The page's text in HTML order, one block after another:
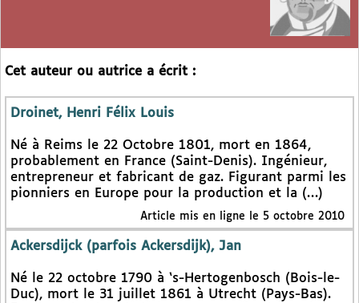
Cet auteur ou autrice a écrit :
Droinet, Henri Félix Louis
Né à Reims le 22 Octobre 1801, mort en 1864,
probablement en France (Saint-Denis). Ingénieur,
entrepreneur et fabricant de gaz. Figurant parmi les
pionniers en Europe pour la production et la (…)
Article mis en ligne le 5 octobre 2010
Ackersdijck (parfois Ackersdijk), Jan
Né le 22 octobre 1790 à ‘s-Hertogenbosch (Bois-le-
Duc), mort le 31 juillet 1861 à Utrecht (Pays-Bas).